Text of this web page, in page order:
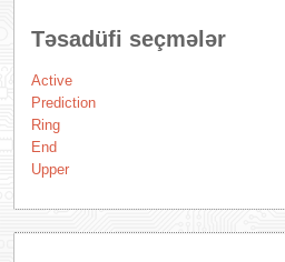
Təsadüfi seçmələr
Active
Prediction
Ring
End
Upper